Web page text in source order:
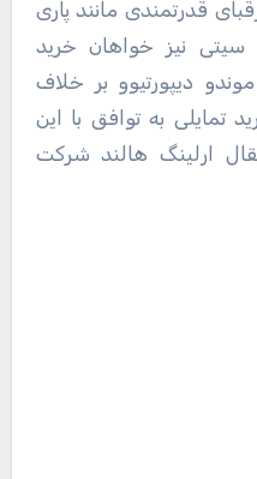
قدرتمندی مانند پاری
سیتی نیز خواهان خرید
دیپورتیوو بر خلاف
تمایلی به توافق با این
ارلینگ هالند شرکت